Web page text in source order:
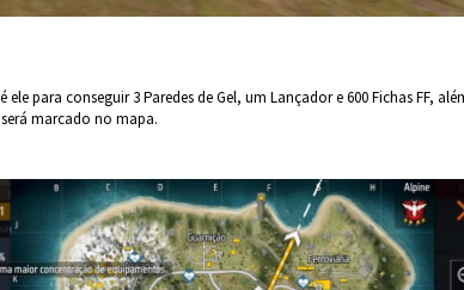
para conseguir 3 Paredes de Gel, um Lançador e 600 Fichas FF,
marcado no mapa.